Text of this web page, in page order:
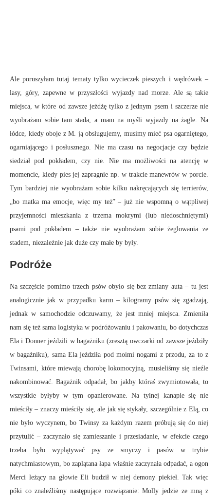
Ale poruszyłam tutaj tematy tylko wycieczek pieszych i wędrówek –
lasy, góry, zapewne w przyszłości wyjazdy nad morze. Ale są takie
miejsca, w które od zawsze jeżdżę tylko z jednym psem i szczerze nie
wyobrażam sobie tam stada, a mam na myśli wyjazdy na żagle. Na
łódce, kiedy oboje z M. ją obsługujemy, musimy mieć psa ogarniętego,
ogarniającego i posłusznego. Nie ma czasu na negocjacje czy będzie
siedział pod pokładem, czy nie. Nie ma możliwości na atencję w
momencie, kiedy pies jej zapragnie np. w trakcie manewrów w porcie.
Tym bardziej nie wyobrażam sobie kilku nakręcających się terrierów,
„bo matka ma emocje, więc my też” – już nie wspomną o wątpliwej
przyjemności mieszkania z trzema mokrymi (lub niedoschniętymi)
psami pod pokładem – także nie wyobrażam sobie żeglowania ze
stadem, niezależnie jak duże czy małe by były.
Podróże
Na szczęście pomimo trzech psów obyło się bez zmiany auta – tu jest
analogicznie jak w przypadku karm – kilogramy psów się zgadzają,
jednak w samochodzie odczuwamy, że jest mniej miejsca. Zmieniła
nam się też sama logistyka w podróżowaniu i pakowaniu, bo dotychczas
Ela i Donner jeździli w bagażniku (zresztą owczarki od zawsze jeździły
w bagażniku), sama Ela jeździła pod moimi nogami z przodu, za to z
Twinsami, które miewają chorobę lokomocyjną, musieliśmy się nieźle
nakombinować. Bagażnik odpadał, bo jakby któraś zwymiotowała, to
wszystkie byłyby w tym opanierowane. Na tylnej kanapie się nie
mieściły – znaczy mieściły się, ale jak się stykały, szczególnie z Elą, co
nie było wyczynem, bo Twinsy za każdym razem próbują się do niej
przytulić – zaczynało się zamieszanie i przesiadanie, w efekcie czego
trzeba było wyplątywać psy ze smyczy i pasów w trybie
natychmiastowym, bo zaplątana łapa właśnie zaczynała odpadać, a ogon
Merci leżący na głowie Eli budził w niej demony piekieł. Tak więc
póki co znaleźliśmy następujące rozwiązanie: Molly jedzie ze mną z